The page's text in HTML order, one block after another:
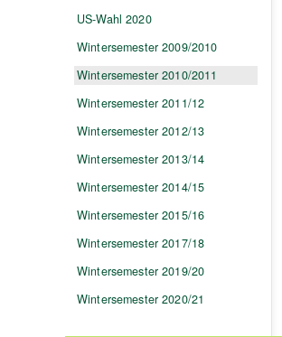
US-Wahl 2020
Wintersemester 2009/2010
Wintersemester 2010/2011
Wintersemester 2011/12
Wintersemester 2012/13
Wintersemester 2013/14
Wintersemester 2014/15
Wintersemester 2015/16
Wintersemester 2017/18
Wintersemester 2019/20
Wintersemester 2020/21